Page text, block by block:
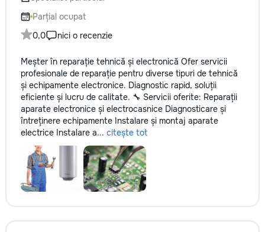
Parțial ocupat
0,0
nici o recenzie
Meșter în reparație tehnică și electronică Ofer servicii
profesionale de reparație pentru diverse tipuri de tehnică
și echipamente electronice. Diagnostic rapid, soluții
eficiente și lucru de calitate. 🔧 Servicii oferite: Reparații
aparate electronice și electrocasnice Diagnosticare și
întreținere echipamente Instalare și montaj aparate
electrice Instalare a... citește tot